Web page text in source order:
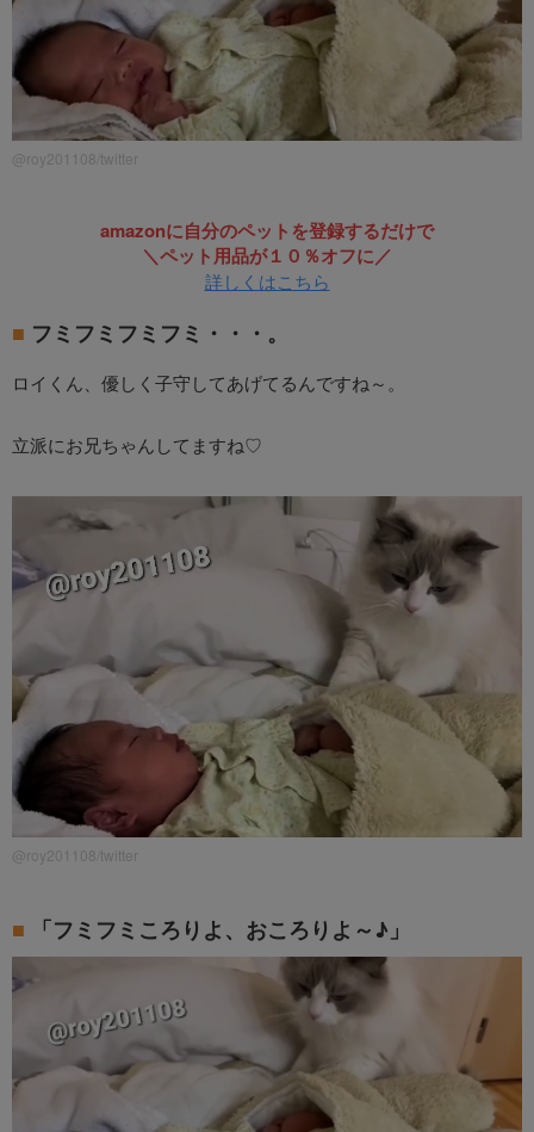
@roy201108/twitter
amazonに自分のペットを登録するだけで
＼ペット用品が１０％オフに／
詳しくはこちら
フミフミフミフミ・・・。
ロイくん、優しく子守してあげてるんですね～。
立派にお兄ちゃんしてますね♡
@roy201108/twitter
「フミフミころりよ、おころりよ～♪」